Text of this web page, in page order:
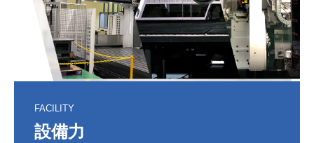
FACILITY
設備力